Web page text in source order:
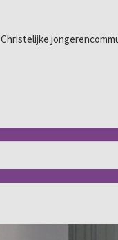
Christelijke